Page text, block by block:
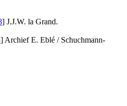
] J.J.W. la Grand.
] Archief E. Eblé / Schuchmann-